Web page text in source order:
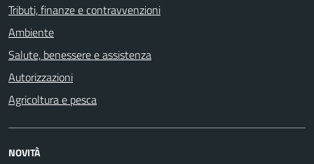
Tributi, finanze e contravvenzioni
Ambiente
Salute, benessere e assistenza
Autorizzazioni
Agricoltura e pesca
NOVITÀ